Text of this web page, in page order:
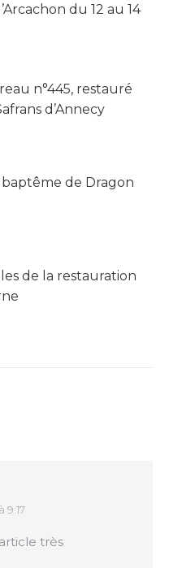
du 12 au 14
n°445, restauré
d’Annecy
de Dragon
de la restauration
9:17
très